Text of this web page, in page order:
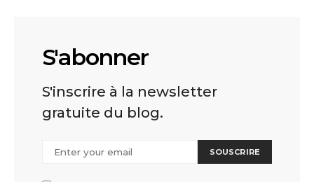
S'abonner
S'inscrire à la newsletter
gratuite du blog.
SOUSCRIRE